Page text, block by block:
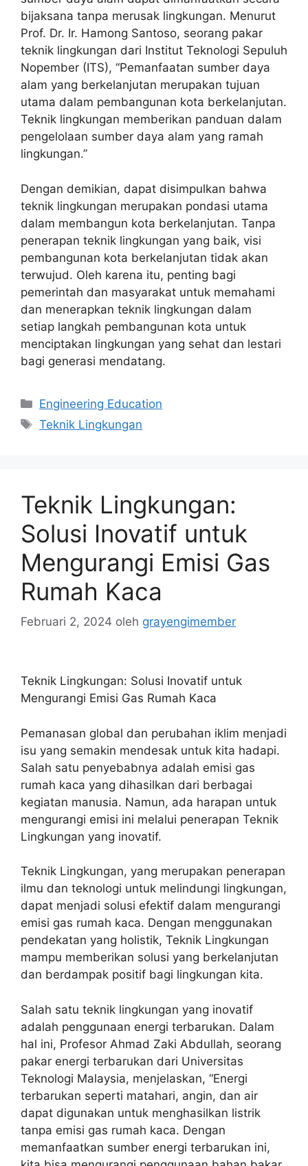
bijaksana tanpa merusak lingkungan. Menurut
Prof. Dr. Ir. Hamong Santoso, seorang pakar
teknik lingkungan dari Institut Teknologi Sepuluh
Nopember (ITS), “Pemanfaatan sumber daya
alam yang berkelanjutan merupakan tujuan
utama dalam pembangunan kota berkelanjutan.
Teknik lingkungan memberikan panduan dalam
pengelolaan sumber daya alam yang ramah
lingkungan.”
Dengan demikian, dapat disimpulkan bahwa
teknik lingkungan merupakan pondasi utama
dalam membangun kota berkelanjutan. Tanpa
penerapan teknik lingkungan yang baik, visi
pembangunan kota berkelanjutan tidak akan
terwujud. Oleh karena itu, penting bagi
pemerintah dan masyarakat untuk memahami
dan menerapkan teknik lingkungan dalam
setiap langkah pembangunan kota untuk
menciptakan lingkungan yang sehat dan lestari
bagi generasi mendatang.
Kategori
Engineering Education
Tag
Teknik Lingkungan
Teknik Lingkungan:
Solusi Inovatif untuk
Mengurangi Emisi Gas
Rumah Kaca
Februari 2, 2024 oleh grayengimember
Teknik Lingkungan: Solusi Inovatif untuk
Mengurangi Emisi Gas Rumah Kaca
Pemanasan global dan perubahan iklim menjadi
isu yang semakin mendesak untuk kita hadapi.
Salah satu penyebabnya adalah emisi gas
rumah kaca yang dihasilkan dari berbagai
kegiatan manusia. Namun, ada harapan untuk
mengurangi emisi ini melalui penerapan Teknik
Lingkungan yang inovatif.
Teknik Lingkungan, yang merupakan penerapan
ilmu dan teknologi untuk melindungi lingkungan,
dapat menjadi solusi efektif dalam mengurangi
emisi gas rumah kaca. Dengan menggunakan
pendekatan yang holistik, Teknik Lingkungan
mampu memberikan solusi yang berkelanjutan
dan berdampak positif bagi lingkungan kita.
Salah satu teknik lingkungan yang inovatif
adalah penggunaan energi terbarukan. Dalam
hal ini, Profesor Ahmad Zaki Abdullah, seorang
pakar energi terbarukan dari Universitas
Teknologi Malaysia, menjelaskan, “Energi
terbarukan seperti matahari, angin, dan air
dapat digunakan untuk menghasilkan listrik
tanpa emisi gas rumah kaca. Dengan
memanfaatkan sumber energi terbarukan ini,